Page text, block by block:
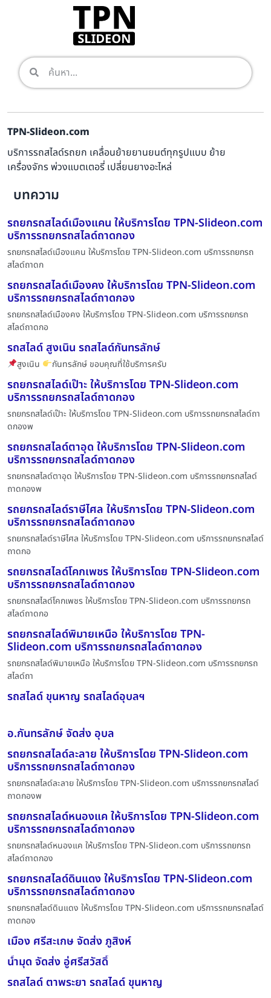
TPN-Slideon.com
บริการรถสไลด์รถยก เคลื่อนย้ายยานยนต์ทุกรูปแบบ ย้าย
เครื่องจักร พ่วงแบตเตอรี่ เปลี่ยนยางอะไหล่
บทความ
รถยกรถสไลด์เมืองแคน ให้บริการโดย TPN-Slideon.com
บริการรถยกรถสไลด์ถาดกอง
รถยกรถสไลด์เมืองแคน ให้บริการโดย TPN-Slideon.com บริการรถยกรถ
สไลด์ถาดก
รถยกรถสไลด์เมืองคง ให้บริการโดย TPN-Slideon.com
บริการรถยกรถสไลด์ถาดกอง
รถยกรถสไลด์เมืองคง ให้บริการโดย TPN-Slideon.com บริการรถยกรถ
สไลด์ถาดกอ
รถสไลด์ สูงเนิน รถสไลด์กันทรลักษ์
สูงเนิน กันทรลักษ์ ขอบคุณที่ใช้บริการครับ
รถยกรถสไลด์เป๊าะ ให้บริการโดย TPN-Slideon.com
บริการรถยกรถสไลด์ถาดกอง
รถยกรถสไลด์เป๊าะ ให้บริการโดย TPN-Slideon.com บริการรถยกรถสไลด์ถา
ดกองพ
รถยกรถสไลด์ตาอุด ให้บริการโดย TPN-Slideon.com
บริการรถยกรถสไลด์ถาดกอง
รถยกรถสไลด์ตาอุด ให้บริการโดย TPN-Slideon.com บริการรถยกรถสไลด์
ถาดกองพ
รถยกรถสไลด์ราษีไศล ให้บริการโดย TPN-Slideon.com
บริการรถยกรถสไลด์ถาดกอง
รถยกรถสไลด์ราษีไศล ให้บริการโดย TPN-Slideon.com บริการรถยกรถสไลด์
ถาดกอ
รถยกรถสไลด์โคกเพชร ให้บริการโดย TPN-Slideon.com
บริการรถยกรถสไลด์ถาดกอง
รถยกรถสไลด์โคกเพชร ให้บริการโดย TPN-Slideon.com บริการรถยกรถ
สไลด์ถาดกอ
รถยกรถสไลด์พิมายเหนือ ให้บริการโดย TPN-
Slideon.com บริการรถยกรถสไลด์ถาดกอง
รถยกรถสไลด์พิมายเหนือ ให้บริการโดย TPN-Slideon.com บริการรถยกรถ
สไลด์ถา
รถสไลด์ ขุนหาญ รถสไลด์อุบลฯ
อ.กันทรลักษ์ จัดส่ง อุบล
รถยกรถสไลด์ละลาย ให้บริการโดย TPN-Slideon.com
บริการรถยกรถสไลด์ถาดกอง
รถยกรถสไลด์ละลาย ให้บริการโดย TPN-Slideon.com บริการรถยกรถสไลด์
ถาดกองพ
รถยกรถสไลด์หนองแค ให้บริการโดย TPN-Slideon.com
บริการรถยกรถสไลด์ถาดกอง
รถยกรถสไลด์หนองแค ให้บริการโดย TPN-Slideon.com บริการรถยกรถ
สไลด์ถาดกอง
รถยกรถสไลด์ดินแดง ให้บริการโดย TPN-Slideon.com
บริการรถยกรถสไลด์ถาดกอง
รถยกรถสไลด์ดินแดง ให้บริการโดย TPN-Slideon.com บริการรถยกรถสไลด์
ถาดกอง
เมือง ศรีสะเกษ จัดส่ง ภูสิงห์
น้ำมุด จัดส่ง อู่ศรีสวัสดิ์
รถสไลด์ ตาพระยา รถสไลด์ ขุนหาญ